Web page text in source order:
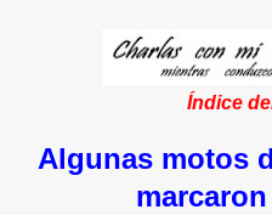
Índice
Algunas motos